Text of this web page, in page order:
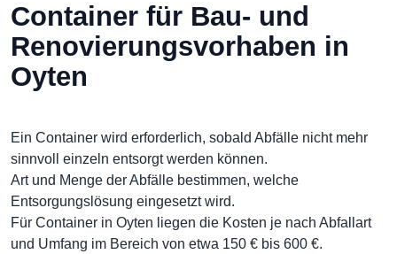
Container für Bau- und
Renovierungsvorhaben in
Oyten
Ein Container wird erforderlich, sobald Abfälle nicht mehr
sinnvoll einzeln entsorgt werden können.
Art und Menge der Abfälle bestimmen, welche
Entsorgungslösung eingesetzt wird.
Für Container in Oyten liegen die Kosten je nach Abfallart
und Umfang im Bereich von etwa 150 € bis 600 €.